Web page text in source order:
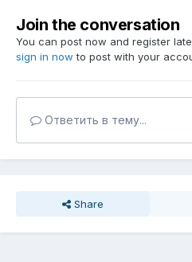
Join the conversation
You can post now and register
sign in now to post with your
Ответить в тему...
Share